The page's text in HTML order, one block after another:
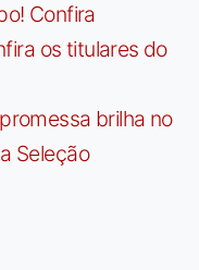
Confira
os titulares do
brilha no
Seleção